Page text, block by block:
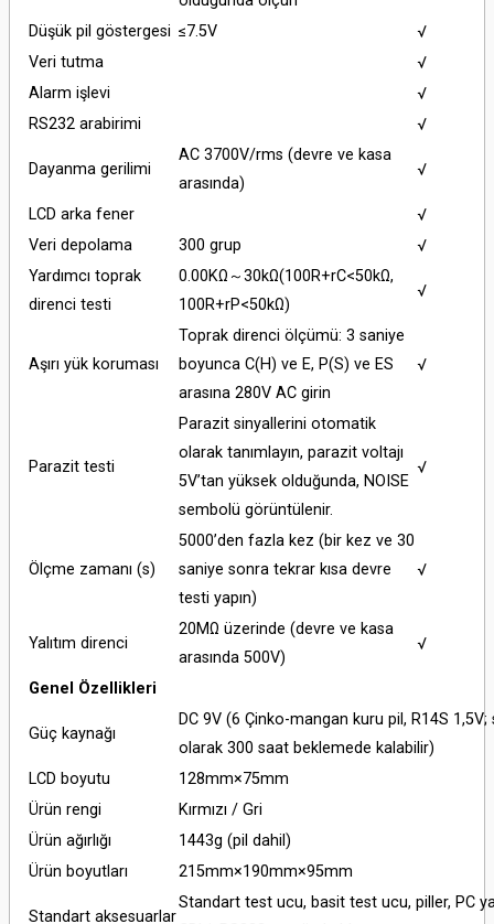
Düşük pil göstergesi ≤7.5V
√
Veri tutma
√
Alarm işlevi
√
RS232 arabirimi
√
Dayanma gerilimi
AC 3700V/rms (devre ve kasa
arasında)
√
LCD arka fener
√
Veri depolama
300 grup
√
Yardımcı toprak
direnci testi
0.00KΩ～30kΩ(100R+rC<50kΩ,
100R+rP<50kΩ)
√
Aşırı yük koruması
Toprak direnci ölçümü: 3 saniye
boyunca C(H) ve E, P(S) ve ES
arasına 280V AC girin
√
Parazit testi
Parazit sinyallerini otomatik
olarak tanımlayın, parazit voltajı
5V’tan yüksek olduğunda, NOISE
sembolü görüntülenir.
√
Ölçme zamanı (s)
5000’den fazla kez (bir kez ve 30
saniye sonra tekrar kısa devre
testi yapın)
√
Yalıtım direnci
20MΩ üzerinde (devre ve kasa
arasında 500V)
√
Genel Özellikleri
Güç kaynağı
DC 9V (6 Çinko-mangan kuru pil, R14S 1,5V;
olarak 300 saat beklemede kalabilir)
LCD boyutu
128mm×75mm
Ürün rengi
Kırmızı / Gri
Ürün ağırlığı
1443g (pil dahil)
Ürün boyutları
215mm×190mm×95mm
Standart aksesuarlar
Standart test ucu, basit test ucu, piller, PC